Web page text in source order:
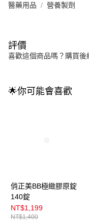
醫藥用品 營養製劑
評價
喜歡這個商品嗎？購買後
🌟你可能會喜歡
俏正美BB極緻膠原錠
140錠
NT$1,199
NT$1,400